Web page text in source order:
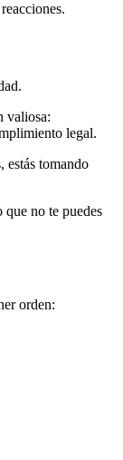
valiosa:
legal.
estás tomando
que no te puedes
orden: